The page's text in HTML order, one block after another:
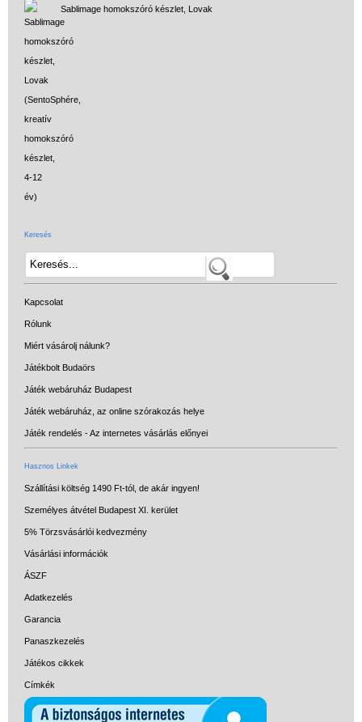
Sablimage homokszóró készlet, Lovak
Keresés
Kapcsolat
Rólunk
Miért vásárolj nálunk?
Játékbolt Budaörs
Játék webáruház Budapest
Játék webáruház, az online szórakozás helye
Játék rendelés - Az internetes vásárlás előnyei
Hasznos Linkek
Szállítási költség 1490 Ft-tól, de akár ingyen!
Személyes átvétel Budapest XI. kerület
5% Törzsvásárlói kedvezmény
Vásárlási információk
ÁSZF
Adatkezelés
Garancia
Panaszkezelés
Játékos cikkek
Címkék